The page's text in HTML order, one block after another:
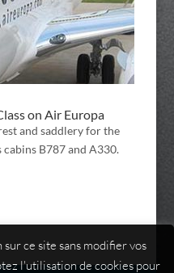
on Air Europa
and saddlery for the
cabins B787 and A330.
ce site sans modifier vos
l'utilisation de cookies pour